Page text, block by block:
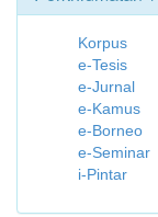
Korpus
e-Tesis
e-Jurnal
e-Kamus
e-Borneo
e-Seminar
i-Pintar